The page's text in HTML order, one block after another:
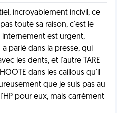
incroyablement incivil, ce
toute sa raison, c'est le
internement est urgent,
parlé dans la presse, qui
les dents, et l'autre TARE
dans les caillous qu'il
que je suis pas au
pour eux, mais carrément